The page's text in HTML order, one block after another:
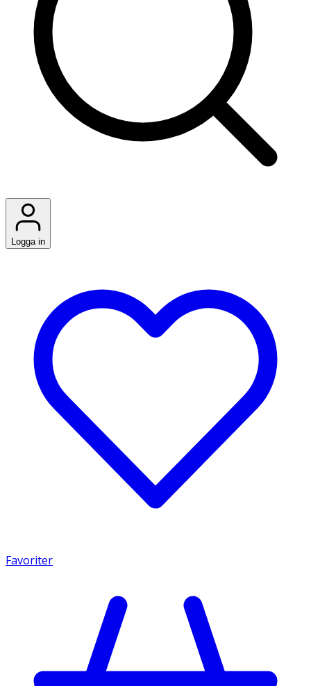
Logga in
Favoriter